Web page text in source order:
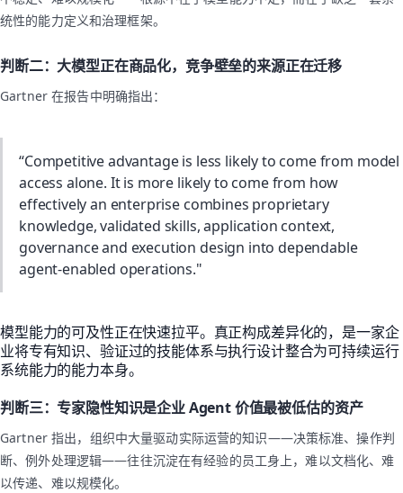
统性的能力定义和治理框架。
判断二：大模型正在商品化，竞争壁垒的来源正在迁移
Gartner 在报告中明确指出：
“Competitive advantage is less likely to come from model
access alone. It is more likely to come from how
effectively an enterprise combines proprietary
knowledge, validated skills, application context,
governance and execution design into dependable
agent-enabled operations."
模型能力的可及性正在快速拉平。真正构成差异化的，是一家企
业将专有知识、验证过的技能体系与执行设计整合为可持续运行
系统能力的能力本身。
判断三：专家隐性知识是企业 Agent 价值最被低估的资产
Gartner 指出，组织中大量驱动实际运营的知识——决策标准、操作判
断、例外处理逻辑——往往沉淀在有经验的员工身上，难以文档化、难
以传递、难以规模化。